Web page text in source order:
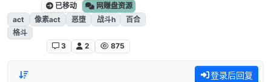
已移动
网赚盘资源
act
像素act 恶堕 战斗h
百合
格斗
3
2 875
登录后回复